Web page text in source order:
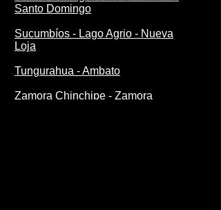
Santo Domingo
Sucumbíos - Lago Agrio - Nueva
Loja
Tungurahua - Ambato
Zamora Chinchipe - Zamora